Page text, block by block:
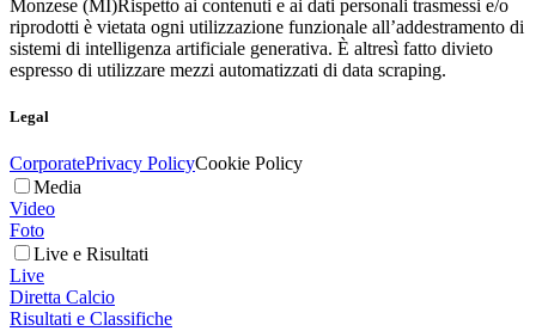
Monzese (MI)Rispetto ai contenuti e ai dati personali trasmessi e/o
riprodotti è vietata ogni utilizzazione funzionale all’addestramento di
sistemi di intelligenza artificiale generativa. È altresì fatto divieto
espresso di utilizzare mezzi automatizzati di data scraping.
Legal
CorporatePrivacy PolicyCookie Policy
Media
Video
Foto
Live e Risultati
Live
Diretta Calcio
Risultati e Classifiche